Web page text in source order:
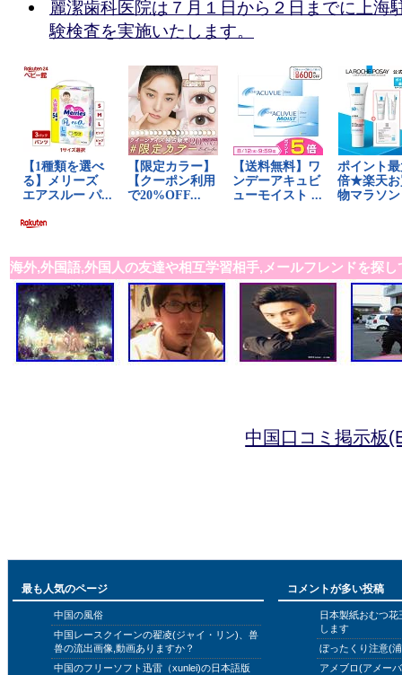
麗潔歯科医院は７月１日から２日までに上海
験検査を実施いたします。
海外,外国語,外国人の友達や相互学習相手,メールフレンドを探し
中国口コミ掲示板
最も人気のページ
中国の風俗
中国レースクイーンの翟凌(ジャイ・リン)、兽
兽の流出画像,動画ありますか？
中国のフリーソフト迅雷（xunlei)の日本語版
コメントが多い投稿
日本製紙おむつ
します
ぼったくり注意(
アメブロ(アメー